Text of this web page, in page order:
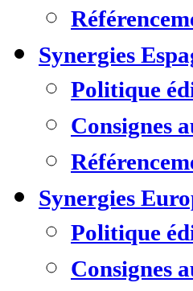
Synergies
Politique
Consignes
Synergies
Politique
Consignes